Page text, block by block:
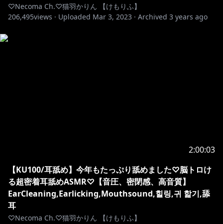
♡Necoma Ch.♡猫羽かりん 【けもりふ】
206,495views · Uploaded Mar 3, 2023 · Archived 3 years ago
2:00:03
【KU100/耳舐め】今年もたっぷり舐めました♡脳トロけ
る超密着耳舐めASMR♡【音圧、密閉感、高音質】
EarCleaning,Earlicking,Mouthsound,힐링,귀 핥기,舔
耳
♡Necoma Ch.♡猫羽かりん 【けもりふ】